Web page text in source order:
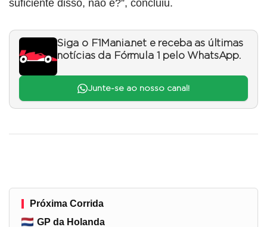
suficiente disso, não é?”, concluiu.
Siga o F1Mania.net e receba as últimas
notícias da Fórmula 1 pelo WhatsApp.
Junte-se ao nosso canal!
Próxima Corrida
GP da Holanda